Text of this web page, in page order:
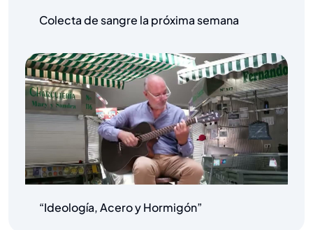
Colecta de sangre la próxima semana
“Ideología, Acero y Hormigón”